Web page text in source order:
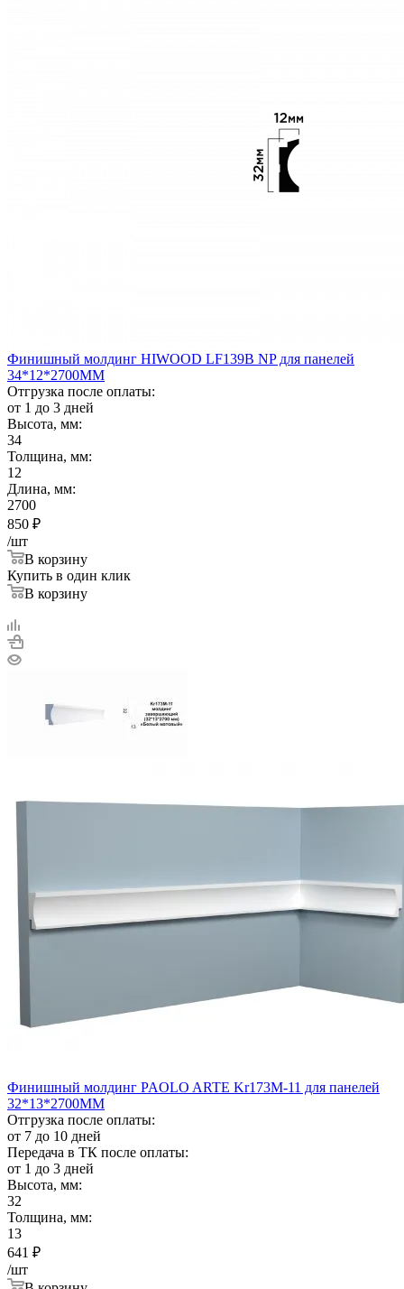
Финишный молдинг HIWOOD LF139B NP для панелей
34*12*2700ММ
Отгрузка после оплаты:
от 1 до 3 дней
Высота, мм:
34
Толщина, мм:
12
Длина, мм:
2700
850 ₽
/шт
В корзину
Купить в один клик
В корзину
Финишный молдинг PAOLO ARTE Kr173M-11 для панелей
32*13*2700ММ
Отгрузка после оплаты:
от 7 до 10 дней
Передача в ТК после оплаты:
от 1 до 3 дней
Высота, мм:
32
Толщина, мм:
13
641 ₽
/шт